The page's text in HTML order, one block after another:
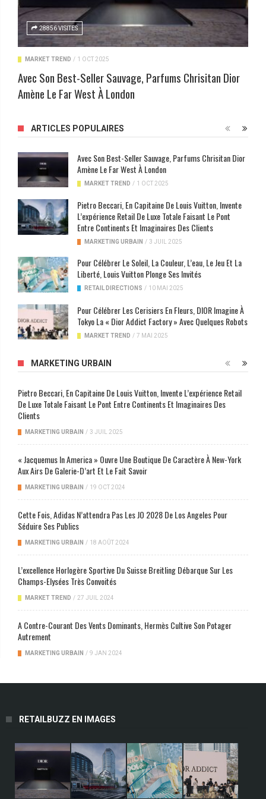
28856 VISITES
MARKET TREND / 1 OCT 2025
Avec Son Best-Seller Sauvage, Parfums Chrisitan Dior
Amène Le Far West À London
ARTICLES POPULAIRES
Avec Son Best-Seller Sauvage, Parfums Chrisitan Dior
Amène Le Far West À London
MARKET TREND / 1 OCT 2025
Pietro Beccari, En Capitaine De Louis Vuitton, Invente
L’expérience Retail De Luxe Totale Faisant Le Pont
Entre Continents Et Imaginaires Des Clients
MARKETING URBAIN / 3 JUIL 2025
Pour Célébrer Le Soleil, La Couleur, L’eau, Le Jeu Et La
Liberté, Louis Vuitton Plonge Ses Invités
RETAIL DIRECTIONS / 10 MAI 2025
Pour Célébrer Les Cerisiers En Fleurs, DIOR Imagine À
Tokyo La « Dior Addict Factory » Avec Quelques Robots
MARKET TREND / 7 MAI 2025
MARKETING URBAIN
Pietro Beccari, En Capitaine De Louis Vuitton, Invente L’expérience Retail
De Luxe Totale Faisant Le Pont Entre Continents Et Imaginaires Des
Clients
MARKETING URBAIN / 3 JUIL 2025
« Jacquemus In America » Ouvre Une Boutique De Caractère À New-York
Aux Airs De Galerie-D’art Et Le Fait Savoir
MARKETING URBAIN / 19 OCT 2024
Cette Fois, Adidas N’attendra Pas Les JO 2028 De Los Angeles Pour
Séduire Ses Publics
MARKETING URBAIN / 18 AOÛT 2024
L’excellence Horlogère Sportive Du Suisse Breitling Débarque Sur Les
Champs-Elysées Très Convoités
MARKET TREND / 27 JUIL 2024
A Contre-Courant Des Vents Dominants, Hermès Cultive Son Potager
Autrement
MARKETING URBAIN / 9 JAN 2024
RETAILBUZZ EN IMAGES